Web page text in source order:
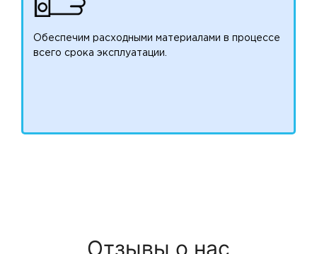
Обеспечим расходными материалами в процессе
всего срока эксплуатации.
Отзывы о нас